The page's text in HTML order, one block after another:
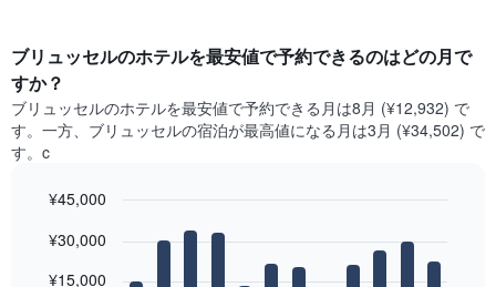
ブリュッセル​のホテルを最安値で予約できるのはどの月で
すか？
ブリュッセル​の​ホテルを最安値で予約できる月は8月 (¥12,932) で
す。一方、ブリュッセル​の​宿泊が最高値になる月は3月​ (¥34,502) で
す。c
chart
12
graphic.
¥15,000
¥30,000
¥45,000